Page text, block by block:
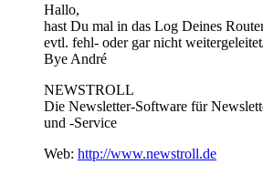
Hallo,
hast Du mal in das Log Deines
evtl. fehl- oder gar nicht
Bye André
NEWSTROLL
Die Newsletter-Software für
und -Service
Web: http://www.newstroll.de